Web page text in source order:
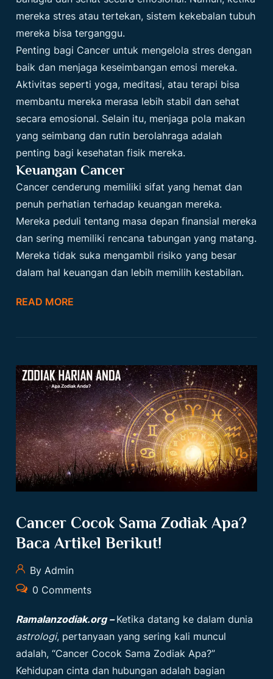
mereka stres atau tertekan, sistem kekebalan tubuh
mereka bisa terganggu.
Penting bagi Cancer untuk mengelola stres dengan
baik dan menjaga keseimbangan emosi mereka.
Aktivitas seperti yoga, meditasi, atau terapi bisa
membantu mereka merasa lebih stabil dan sehat
secara emosional. Selain itu, menjaga pola makan
yang seimbang dan rutin berolahraga adalah
penting bagi kesehatan fisik mereka.
Keuangan Cancer
Cancer cenderung memiliki sifat yang hemat dan
penuh perhatian terhadap keuangan mereka.
Mereka peduli tentang masa depan finansial mereka
dan sering memiliki rencana tabungan yang matang.
Mereka tidak suka mengambil risiko yang besar
dalam hal keuangan dan lebih memilih kestabilan.
READ MORE
Cancer Cocok Sama Zodiak Apa?
Baca Artikel Berikut!
By Admin
0 Comments
Ramalanzodiak.org –Ketika datang ke dalam dunia
astrologi, pertanyaan yang sering kali muncul
adalah, “Cancer Cocok Sama Zodiak Apa?”
Kehidupan cinta dan hubungan adalah bagian